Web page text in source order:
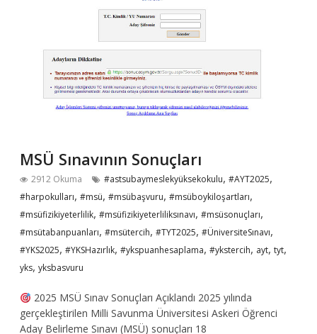
MSÜ Sınavının Sonuçları
2912 Okuma #astsubaymeslekyüksekokulu,#AYT2025,
#harpokulları,#msü,#msübaşvuru,#msüboykiloşartları,
#msüfizikiyeterlilik,#msüfizikiyeterliliksınavı,#msüsonuçları,
#msütabanpuanları,#msütercih,#TYT2025,#ÜniversiteSınavı,
#YKS2025,#YKSHazırlık,#ykspuanhesaplama,#ykstercih, ayt,tyt,
yks,yksbasvuru
2025 MSÜ Sınav Sonuçları Açıklandı 2025 yılında
gerçekleştirilen Milli Savunma Üniversitesi Askeri Öğrenci
Aday Belirleme Sınavı (MSÜ) sonuçları 18